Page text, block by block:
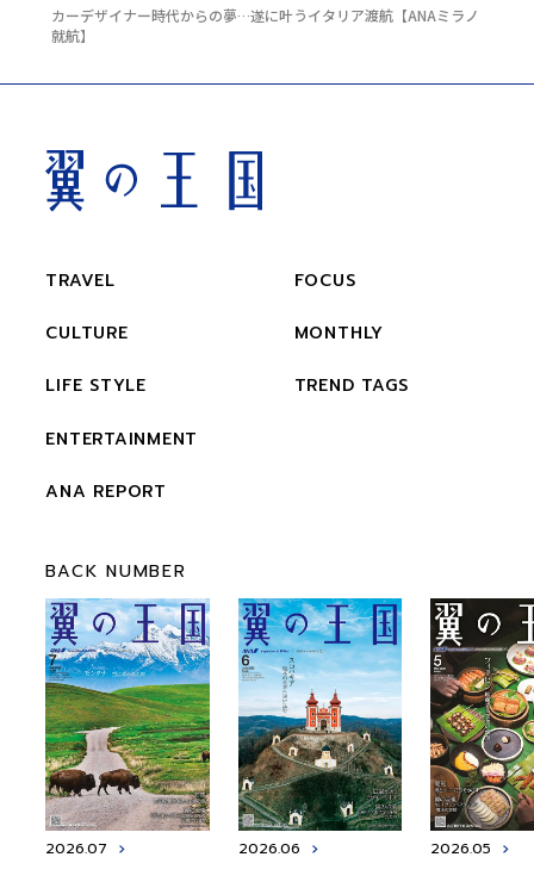
カーデザイナー時代からの夢…遂に叶うイタリア渡航【ANAミラノ
就航】
TRAVEL
CULTURE
LIFE STYLE
ENTERTAINMENT
ANA REPORT
FOCUS
MONTHLY
TREND TAGS
BACK NUMBER
2026.07 2026.06 2026.05